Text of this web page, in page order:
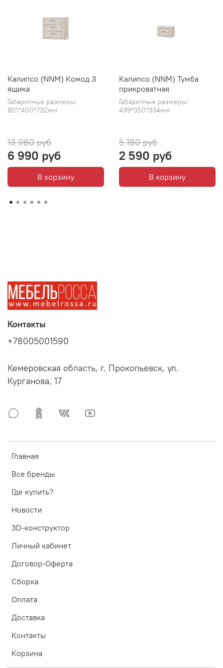
Калипсо (NNM) Комод 3
ящика
Габаритные размеры:
801*400*732мм
13 980 руб
6 990 руб
В корзину
Калипсо (NNM) Тумба
прикроватная
Габаритные размеры:
499*350*334мм
5 180 руб
2 590 руб
В корзину
Главная
Все бренды
Где купить?
Новости
3D-конструктор
Личный кабинет
Договор-Оферта
Сборка
Оплата
Доставка
Контакты
Корзина
Контакты
+78005001590
Кемеровская область, г. Прокопьевск, ул.
Курганова, 17